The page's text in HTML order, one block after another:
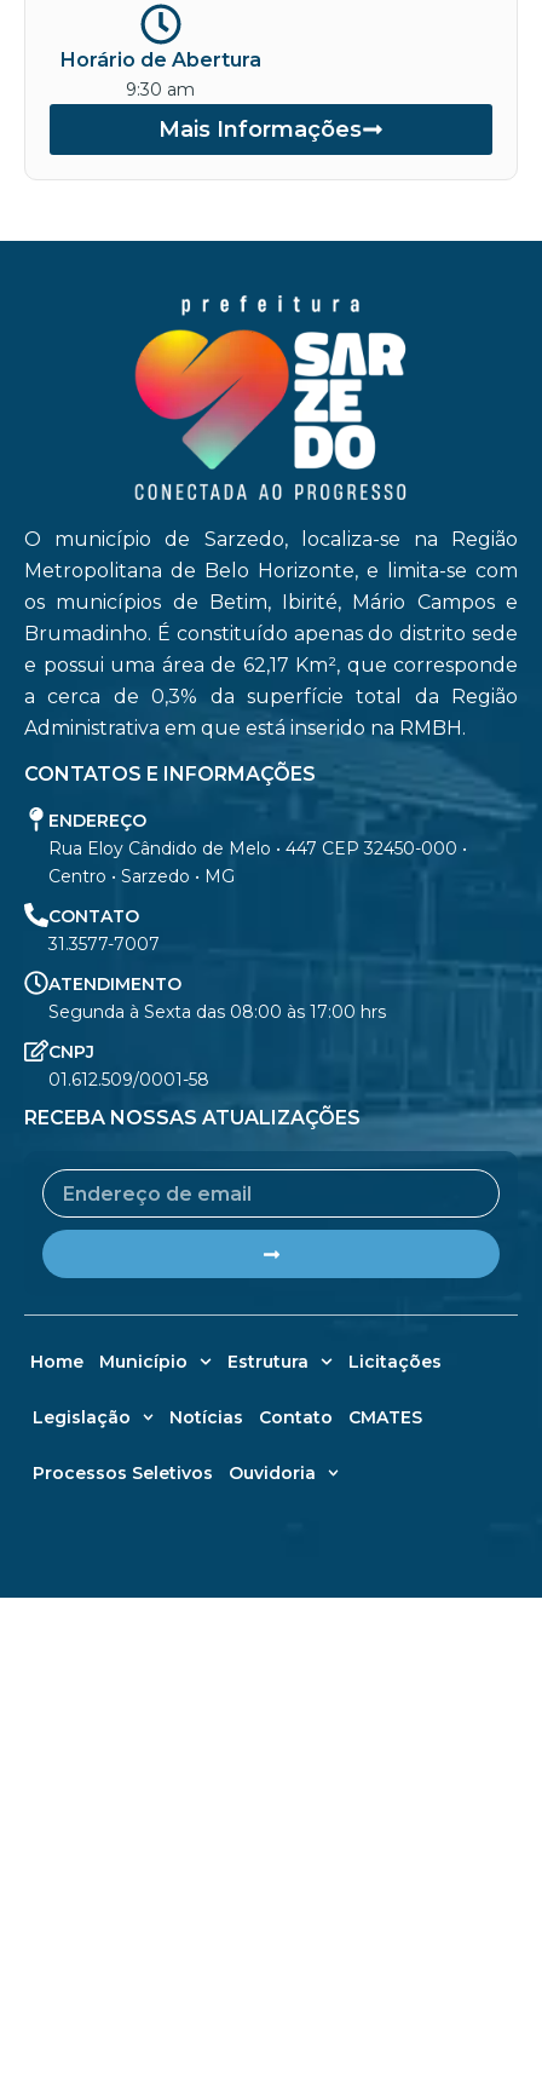
Horário de Abertura
9:30 am
Mais Informações
O município de Sarzedo, localiza-se na Região
Metropolitana de Belo Horizonte, e limita-se com
os municípios de Betim, Ibirité, Mário Campos e
Brumadinho. É constituído apenas do distrito sede
e possui uma área de 62,17 Km², que corresponde
a cerca de 0,3% da superfície total da Região
Administrativa em que está inserido na RMBH.
CONTATOS E INFORMAÇÕES
ENDEREÇO
Rua Eloy Cândido de Melo • 447 CEP 32450-000 •
Centro • Sarzedo • MG
CONTATO
31.3577-7007
ATENDIMENTO
Segunda à Sexta das 08:00 às 17:00 hrs
CNPJ
01.612.509/0001-58
RECEBA NOSSAS ATUALIZAÇÕES
Email
Home Município Estrutura Licitações
Legislação Notícias Contato CMATES
Processos Seletivos Ouvidoria